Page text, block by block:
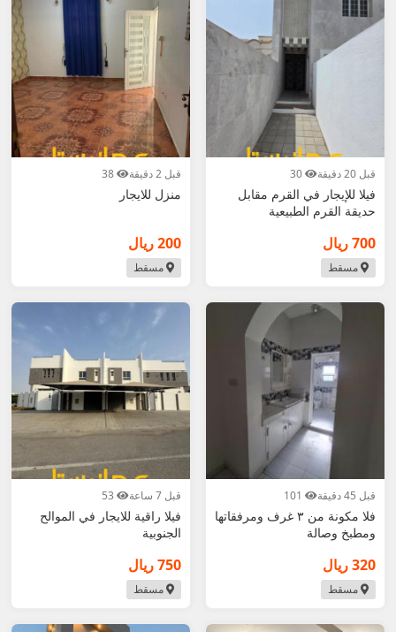
قبل 20 دقيقة
فيلا للإيجار في القرم مقابل
حديقة القرم الطبيعية
700 ريال
مسقط
قبل 2 دقيقة
منزل للايجار
200 ريال
مسقط
قبل 45 دقيقة
فلا مكونة من ٣ غرف ومرفقاتها
ومطبخ وصالة
320 ريال
مسقط
قبل 7 ساعة
فيلا راقية للايجار في الموالح
الجنوبية
750 ريال
مسقط